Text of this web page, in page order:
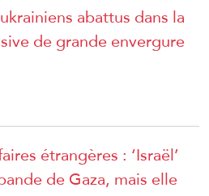
abattus dans la
de grande envergure
étrangères : ‘Israël’
de Gaza, mais elle